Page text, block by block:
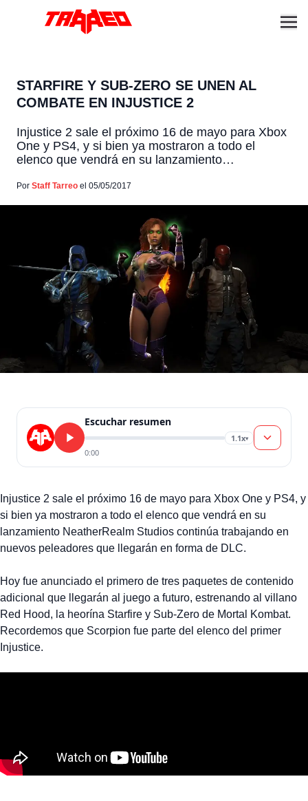
STARFIRE Y SUB-ZERO SE UNEN AL
COMBATE EN INJUSTICE 2
Injustice 2 sale el próximo 16 de mayo para Xbox
One y PS4, y si bien ya mostraron a todo el
elenco que vendrá en su lanzamiento
nuevos peleadores que llegarán en forma de
paquetes de contenido adicional que llegarán al
Por Staff Tarreo el 05/05/2017
Escuchar resumen
1.1x▾
0:00
Injustice 2 sale el próximo 16 de mayo para Xbox One y PS4, y
si bien ya mostraron a todo el elenco que vendrá en su
lanzamiento NeatherRealm Studios continúa trabajando en
nuevos peleadores que llegarán en forma de DLC.
Hoy fue anunciado el primero de tres paquetes de contenido
adicional que llegarán al juego a futuro, estrenando al villano
Red Hood, la heorína Starfire y Sub-Zero de Mortal Kombat.
Recordemos que Scorpion fue parte del elenco del primer
Injustice.